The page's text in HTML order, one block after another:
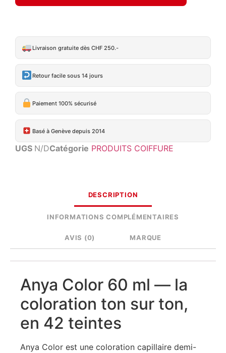
Livraison gratuite dès CHF 250.-
Retour facile sous 14 jours
Paiement 100% sécurisé
Basé à Genève depuis 2014
UGS N/DCatégorie PRODUITS COIFFURE
DESCRIPTION
INFORMATIONS COMPLÉMENTAIRES
AVIS (0) MARQUE
Anya Color 60 ml — la
coloration ton sur ton,
en 42 teintes
Anya Color est une coloration capillaire demi-